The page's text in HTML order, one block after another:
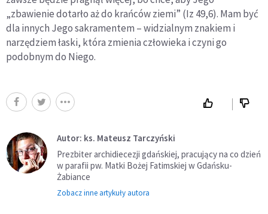
„zbawienie dotarło aż do krańców ziemi” (Iz 49,6). Mam być
dla innych Jego sakramentem – widzialnym znakiem i
narzędziem łaski, która zmienia człowieka i czyni go
podobnym do Niego.
Autor: ks. Mateusz Tarczyński
Prezbiter archidiecezji gdańskiej, pracujący na co dzień
w parafii pw. Matki Bożej Fatimskiej w Gdańsku-
Żabiance
Zobacz inne artykuły autora